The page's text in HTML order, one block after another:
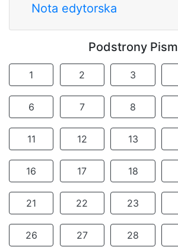
Nota edytorska
Podstrony Pism
1 2 3
6 7 8
11 12 13
16 17 18
21 22 23
26 27 28